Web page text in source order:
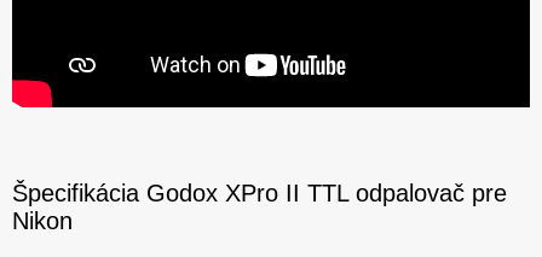
Špecifikácia Godox XPro II TTL odpalovač pre
Nikon